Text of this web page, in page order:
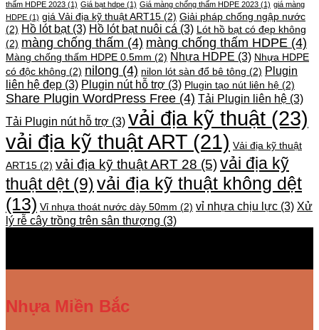
thấm HDPE 2023 (1) Giá bạt hdpe (1) Giá màng chống thấm HDPE 2023 (1) giá màng
HDPE (1) giá Vải địa kỹ thuật ART15 (2) Giải pháp chống ngập nước
(2) Hồ lót bạt(3) Hồ lót bạt nuôi cá (3) Lót hồ bạt có đẹp không
(2) màng chống thấm (4) màng chống thấm HDPE (4)
Màng chống thấm HDPE 0.5mm (2) Nhựa HDPE (3) Nhựa HDPE
có độc không (2) nilong (4) nilon lót sàn đổ bê tông (2) Plugin
liên hệ đẹp (3) Plugin nút hỗ trợ (3) Plugin tạo nút liên hệ (2)
Share Plugin WordPress Free (4) Tải Plugin liên hệ (3)
Tải Plugin nút hỗ trợ (3) vải địa kỹ thuật (23)
vải địa kỹ thuật ART (21) Vải địa kỹ thuật
ART15 (2) vải địa kỹ thuật ART 28 (5)vải địa kỹ
thuật dệt(9)vải địa kỹ thuật không dệt
(13) Vỉ nhựa thoát nước dày 50mm (2) vỉ nhựa chịu lực (3) Xử
lý rễ cây trồng trên sân thượng (3)
Nhựa Miền Bắc